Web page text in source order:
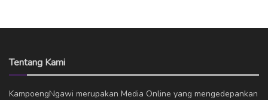
Tentang Kami
KampoengNgawi merupakan Media Online yang mengedepankan